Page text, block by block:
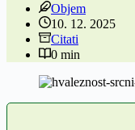
Objem
10. 12. 2025
Citati
0 min